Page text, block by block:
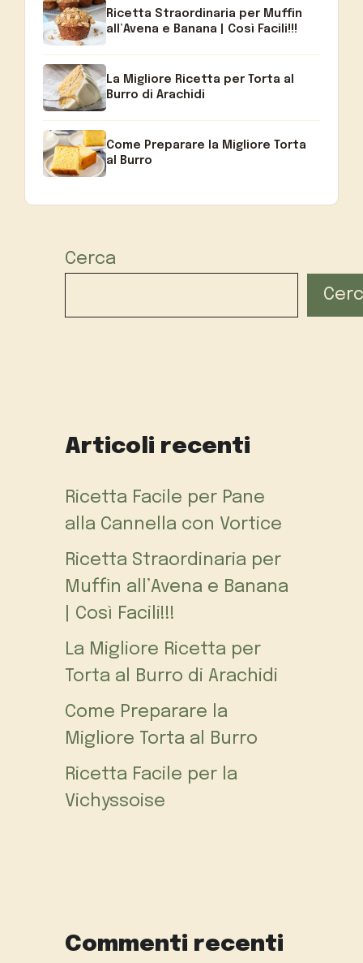
Ricetta Straordinaria per Muffin
all’Avena e Banana | Così Facili!!!
La Migliore Ricetta per Torta al
Burro di Arachidi
Come Preparare la Migliore Torta
al Burro
Cerca
Articoli recenti
Ricetta Facile per Pane
alla Cannella con Vortice
Ricetta Straordinaria per
Muffin all’Avena e Banana
| Così Facili!!!
La Migliore Ricetta per
Torta al Burro di Arachidi
Come Preparare la
Migliore Torta al Burro
Ricetta Facile per la
Vichyssoise
Commenti recenti